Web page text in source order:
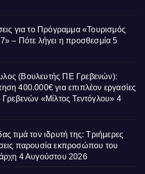
για το Πρόγραμμα «Τουρισμός
– Πότε λήγει η προσθεσμία 5
(Βουλευτής ΠΕ Γρεβενών):
400.000€ για επιπλέον εργασίες
Γρεβενών «Μίλτος Τεντόγλου» 4
τιμά τον ιδρυτή της: Τριήμερες
παρουσία εκπροσώπου του
4 Αυγούστου 2026